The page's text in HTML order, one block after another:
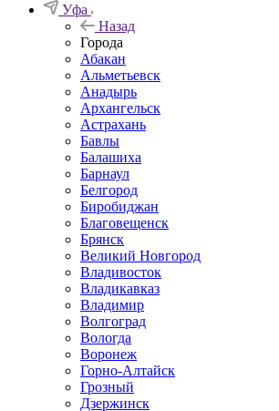
Уфа
Назад
Города
Абакан
Альметьевск
Анадырь
Архангельск
Астрахань
Бавлы
Балашиха
Барнаул
Белгород
Биробиджан
Благовещенск
Брянск
Великий Новгород
Владивосток
Владикавказ
Владимир
Волгоград
Вологда
Воронеж
Горно-Алтайск
Грозный
Дзержинск